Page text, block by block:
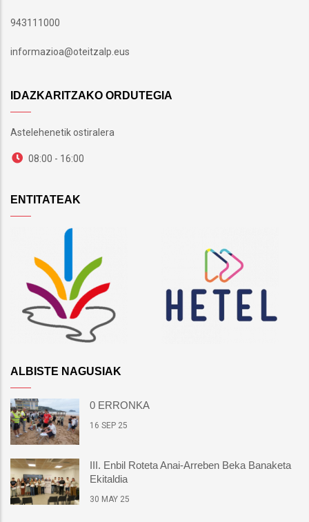
943111000
informazioa@oteitzalp.eus
IDAZKARITZAKO ORDUTEGIA
Astelehenetik ostiralera
08:00 - 16:00
ENTITATEAK
ALBISTE NAGUSIAK
0 ERRONKA
16 SEP 25
III. Enbil Roteta Anai-Arreben Beka Banaketa
Ekitaldia
30 MAY 25